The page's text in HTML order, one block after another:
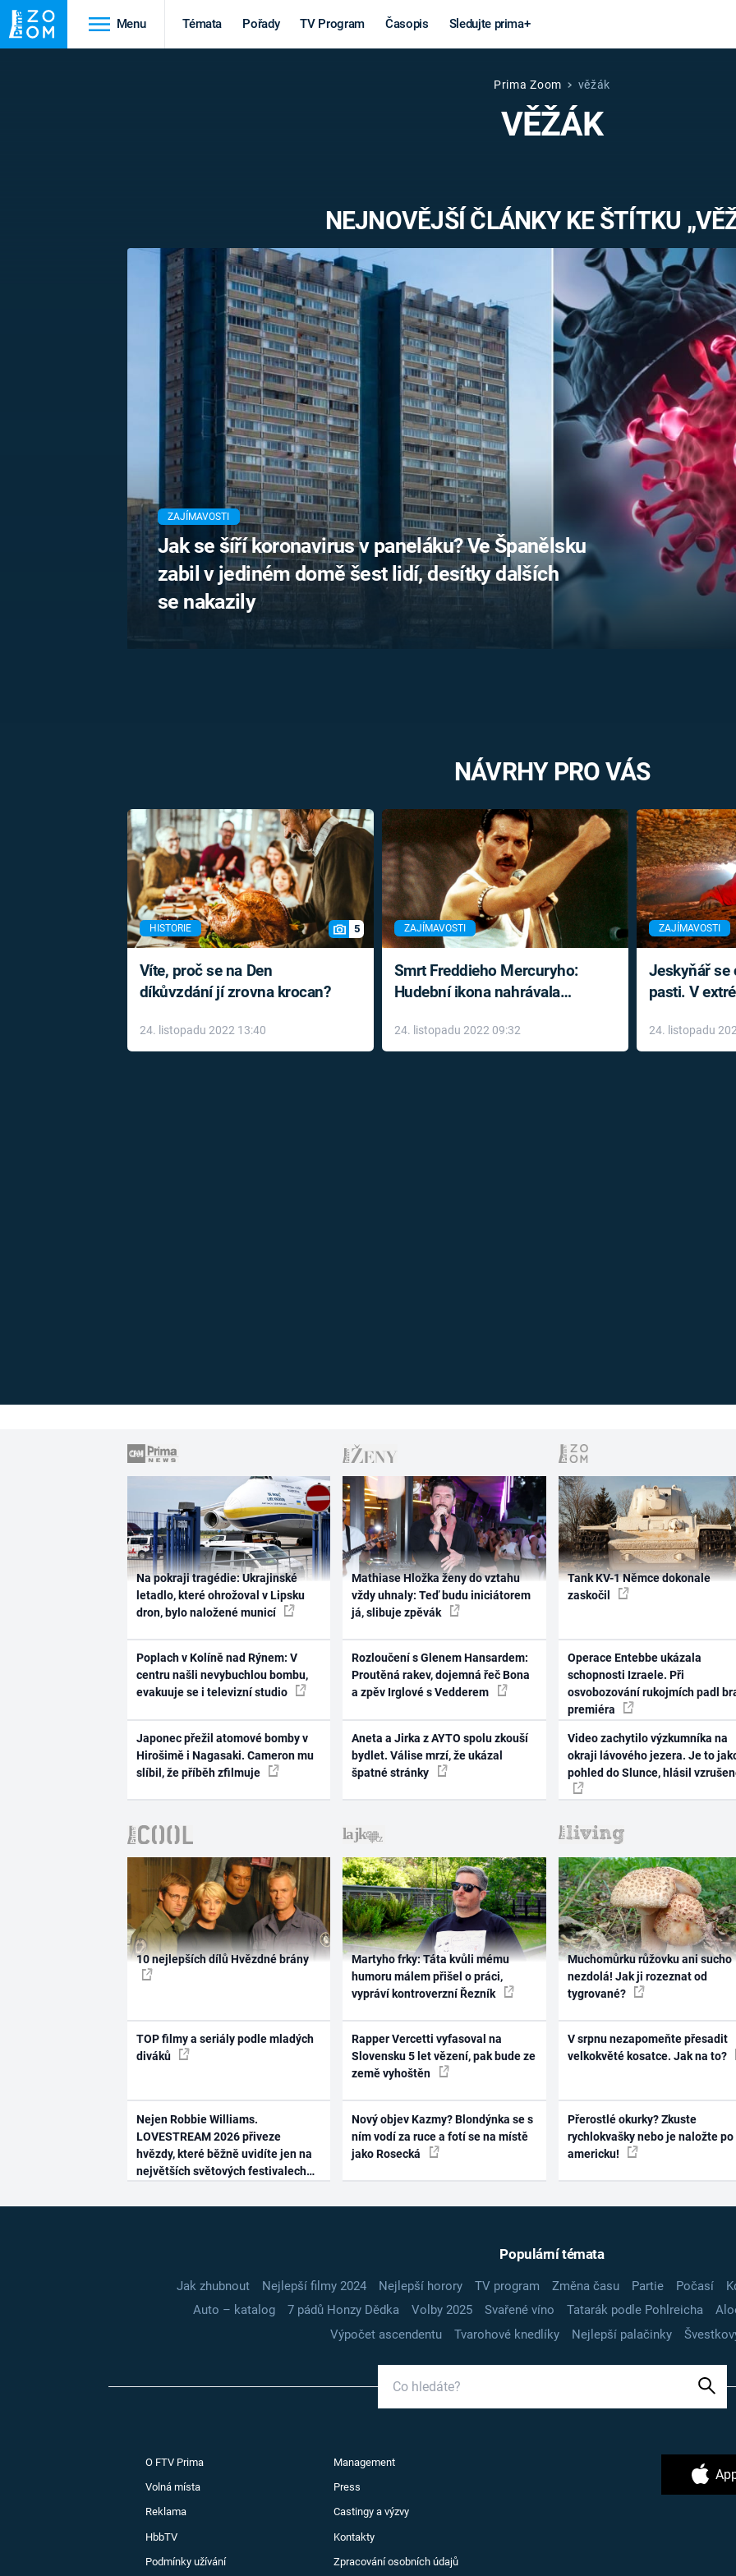
Menu Témata Pořady TV Program Časopis Sledujte prima+
STAROVĚKÝ EGYPT
Věda a
technika
MARS
VÁLEČNÉ
PRVNÍ SVĚTOVÁ
Výročí
MARIE TEREZIE
NAPOLEON
BONAPARTE
BRITSKÁ
KRÁLOVSKÁ
RODINA
Záhady a
konspirace
UFO A
MIMOZEMŠŤANÉ
UTAJENÉ PŘÍBĚHY
ČESKÝCH DĚJIN
ALTERNATIVNÍ
HISTORIE
FILMY
REALITA
HORORY
REALITA
OPTICKÉ
KLAMY
Prima Zoom věžák
VĚŽÁK
NEJNOVĚJŠÍ ČLÁNKY KE ŠTÍTKU
ZAJÍMAVOSTI
Jak se šíří koronavirus v paneláku? Ve Španělsku
zabil v jediném domě šest lidí, desítky dalších
se nakazily
NÁVRHY PRO VÁS
HISTORIE 5
Víte, proč se na Den
díkůvzdání jí zrovna krocan?
24. listopadu 2022 13:40
ZAJÍMAVOSTI
Smrt Freddieho Mercuryho:
Hudební ikona nahrávala
léky
24. listopadu 2022 09:32
ZAJÍMAVOSTI
Jeskyňář se
pasti. V
24. listopadu
Na pokraji tragédie: Ukrajinské
letadlo, které ohrožoval v Lipsku
dron, bylo naložené municí
Poplach v Kolíně nad Rýnem: V
centru našli nevybuchlou bombu,
evakuuje se i televizní studio
Japonec přežil atomové bomby v
Hirošimě i Nagasaki. Cameron mu
slíbil, že příběh zfilmuje
Mathiase Hložka ženy do vztahu
vždy uhnaly: Teď budu iniciátorem
já, slibuje zpěvák
Rozloučení s Glenem Hansardem:
Proutěná rakev, dojemná řeč Bona
a zpěv Irglové s Vedderem
Aneta a Jirka z AYTO spolu zkouší
bydlet. Válise mrzí, že ukázal
špatné stránky
Tank KV-1 Němce dokonale
zaskočil
Operace Entebbe ukázala
schopnosti Izraele. Při
osvobozování rukojmích padl
premiéra
Video zachytilo výzkumníka na
okraji lávového jezera. Je to
pohled do Slunce, hlásil
10 nejlepších dílů Hvězdné brány
TOP filmy a seriály podle mladých
diváků
Nejen Robbie Williams.
LOVESTREAM 2026 přiveze
hvězdy, které běžně uvidíte jen na
největších světových festivalech
Martyho frky: Táta kvůli mému
humoru málem přišel o práci,
vypráví kontroverzní Řezník
Rapper Vercetti vyfasoval na
Slovensku 5 let vězení, pak bude ze
země vyhoštěn
Nový objev Kazmy? Blondýnka se s
ním vodí za ruce a fotí se na místě
jako Rosecká
Muchomůrku růžovku ani sucho
nezdolá! Jak ji rozeznat od
tygrované?
V srpnu nezapomeňte přesadit
velkokvěté kosatce. Jak na to?
Přerostlé okurky? Zkuste
rychlokvašky nebo je naložte po
americku!
Populární témata
Jak zhubnout Nejlepší filmy 2024 Nejlepší horory TV program Změna času Partie Počasí
Auto – katalog
7 pádů Honzy Dědka Volby 2025 Svařené víno Tatarák podle Pohlreicha
Výpočet ascendentu
Tvarohové knedlíky Nejlepší palačinky
O FTV Prima Management
Volná místa Press
Reklama Castingy a výzvy
HbbTV Kontakty
Podmínky užívání Zpracování osobních údajů